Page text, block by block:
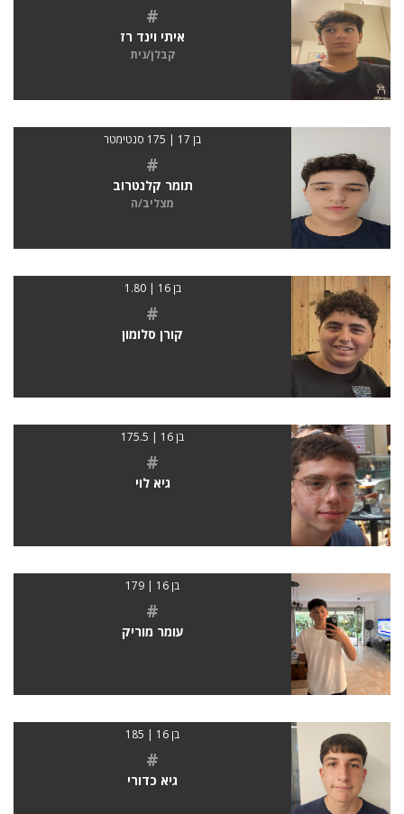
#
איתי וינד רז
קבלן/נית
בן 17 | 175 סנטימטר
#
תומר קלנטרוב
מצליב/ה
בן 16 | 1.80
#
קורן סלומון
בן 16 | 175.5
#
גיא לוי
בן 16 | 179
#
עומר מוריק
בן 16 | 185
#
גיא כדורי